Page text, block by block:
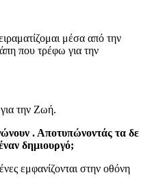
μέσα από την
που τρέφω για την
για την Ζωή.
. Αποτυπώνοντάς τα δε
δημιουργό;
εμφανίζονται στην οθόνη